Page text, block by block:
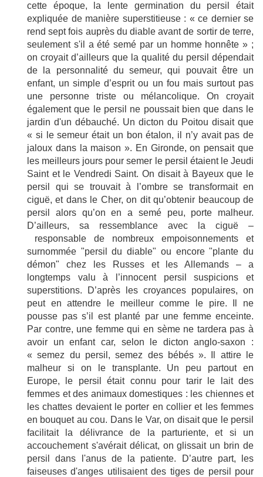
cette époque,
la lente germination du persil était
expliquée de manière superstitieuse : « ce dernier se
rend sept fois auprès du diable avant de sortir de terre,
seulement s'il a été semé par un homme honnête » ;
on croyait d’ailleurs que la qualité du persil dépendait
de la personnalité du semeur, qui pouvait être un
enfant, un simple d’esprit ou un fou mais surtout pas
une personne triste ou mélancolique.
On croyait
également que le persil ne poussait bien que dans le
jardin d'un débauché. Un dicton du Poitou disait que
« si le semeur était un bon étalon, il n’y avait pas de
jaloux dans la maison ». En Gironde, on pensait que
les meilleurs jours pour semer le persil étaient le Jeudi
Saint et le Vendredi Saint. On disait à Bayeux que le
persil qui se trouvait à l’ombre se transformait en
ciguë, et dans le Cher, on dit qu’obtenir beaucoup de
persil alors qu’on en a semé peu, porte malheur.
D’ailleurs, sa ressemblance avec la ciguë –
responsable de nombreux empoisonnements et
surnommée "persil du diable" ou encore "plante du
démon" chez les Russes et les Allemands –
a
longtemps valu à l’innocent persil suspicions et
superstitions. D’après les croyances populaires, on
peut en attendre le meilleur comme le pire. Il ne
pousse pas s’il est planté par une femme enceinte.
Par contre, une femme qui en sème ne tardera pas à
avoir un enfant car, selon le dicton anglo-saxon :
« semez du persil, semez des bébés ». Il attire le
malheur si on le transplante. Un peu partout en
Europe, le persil était connu pour tarir le lait des
femmes et des animaux domestiques : les chiennes et
les chattes devaient le porter en collier et les femmes
en bouquet au cou. Dans le Var, on disait que le persil
facilitait la délivrance de la parturiente, et si un
accouchement s'avérait délicat, on glissait un brin de
persil dans l'anus de la patiente. D’autre part, les
faiseuses d'anges utilisaient des tiges de persil pour